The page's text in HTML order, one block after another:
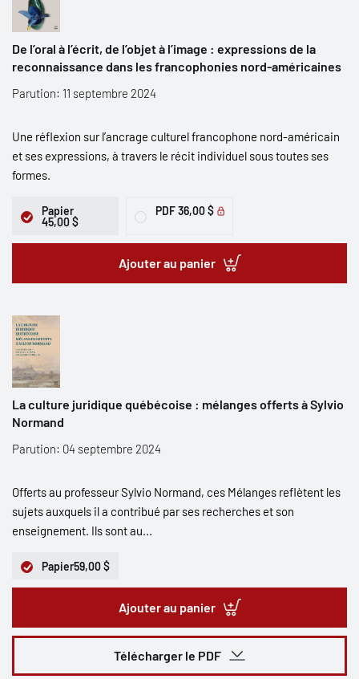
De l’oral à l’écrit, de l’objet à l’image : expressions de la
reconnaissance dans les francophonies nord-américaines
Parution: 11 septembre 2024
Une réflexion sur l’ancrage culturel francophone nord-américain
et ses expressions, à travers le récit individuel sous toutes ses
formes.
Papier
45,00 $
PDF 36,00 $
Ajouter au panier
La culture juridique québécoise : mélanges offerts à Sylvio
Normand
Parution: 04 septembre 2024
Offerts au professeur Sylvio Normand, ces Mélanges reflètent les
sujets auxquels il a contribué par ses recherches et son
enseignement. Ils sont au...
Papier59,00 $
Ajouter au panier
Télécharger le PDF